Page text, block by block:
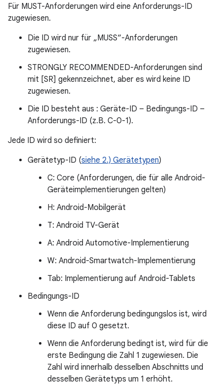
Für MUST-Anforderungen wird eine Anforderungs-ID
zugewiesen.
Die ID wird nur für „MUSS“-Anforderungen
zugewiesen.
STRONGLY RECOMMENDED-Anforderungen sind
mit [SR] gekennzeichnet, aber es wird keine ID
zugewiesen.
Die ID besteht aus : Geräte-ID – Bedingungs-ID –
Anforderungs-ID (z.B. C-0-1).
Jede ID wird so definiert:
Gerätetyp-ID (siehe 2.) Gerätetypen)
C: Core (Anforderungen, die für alle Android-
Geräteimplementierungen gelten)
H: Android-Mobilgerät
T: Android TV-Gerät
A: Android Automotive-Implementierung
W: Android-Smartwatch-Implementierung
Tab: Implementierung auf Android-Tablets
Bedingungs-ID
Wenn die Anforderung bedingungslos ist, wird
diese ID auf 0 gesetzt.
Wenn die Anforderung bedingt ist, wird für die
erste Bedingung die Zahl 1 zugewiesen. Die
Zahl wird innerhalb desselben Abschnitts und
desselben Gerätetyps um 1 erhöht.